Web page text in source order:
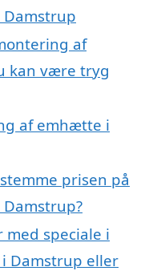
af
kan være tryg
af emhætte i
prisen på
speciale i
Damstrup eller